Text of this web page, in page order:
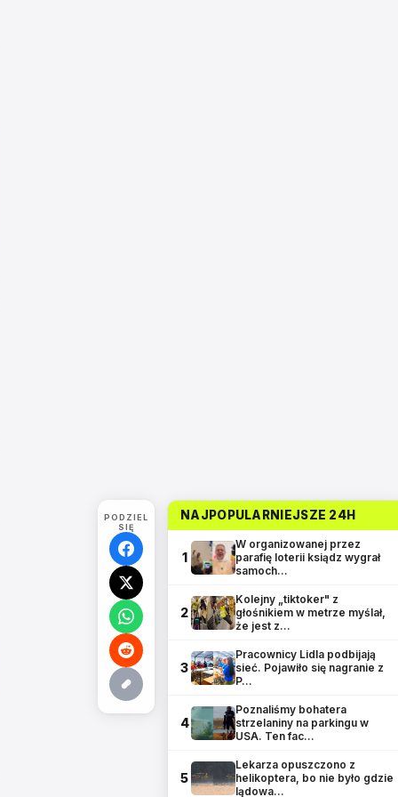
PODZIEL
SIĘ
NAJPOPULARNIEJSZE 24H
1
W organizowanej przez
parafię loterii ksiądz wygrał
samoch…
2
Kolejny „tiktoker" z
głośnikiem w metrze myślał,
że jest z…
3
Pracownicy Lidla podbijają
sieć. Pojawiło się nagranie z
P…
4
Poznaliśmy bohatera
strzelaniny na parkingu w
USA. Ten fac…
5
Lekarza opuszczono z
helikoptera, bo nie było gdzie
lądowa…